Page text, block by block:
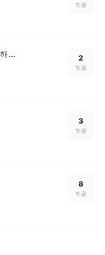
댓글
우리아파트 상가내 편의점 사장님 불친절해요. 2
댓글
3
댓글
8
댓글